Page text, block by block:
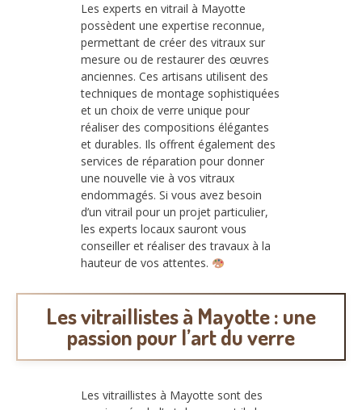
Les experts en vitrail à Mayotte
possèdent une expertise reconnue,
permettant de créer des vitraux sur
mesure ou de restaurer des œuvres
anciennes. Ces artisans utilisent des
techniques de montage sophistiquées
et un choix de verre unique pour
réaliser des compositions élégantes
et durables. Ils offrent également des
services de réparation pour donner
une nouvelle vie à vos vitraux
endommagés. Si vous avez besoin
d’un vitrail pour un projet particulier,
les experts locaux sauront vous
conseiller et réaliser des travaux à la
hauteur de vos attentes.
Les vitraillistes à Mayotte : une
passion pour l’art du verre
Les vitraillistes à Mayotte sont des